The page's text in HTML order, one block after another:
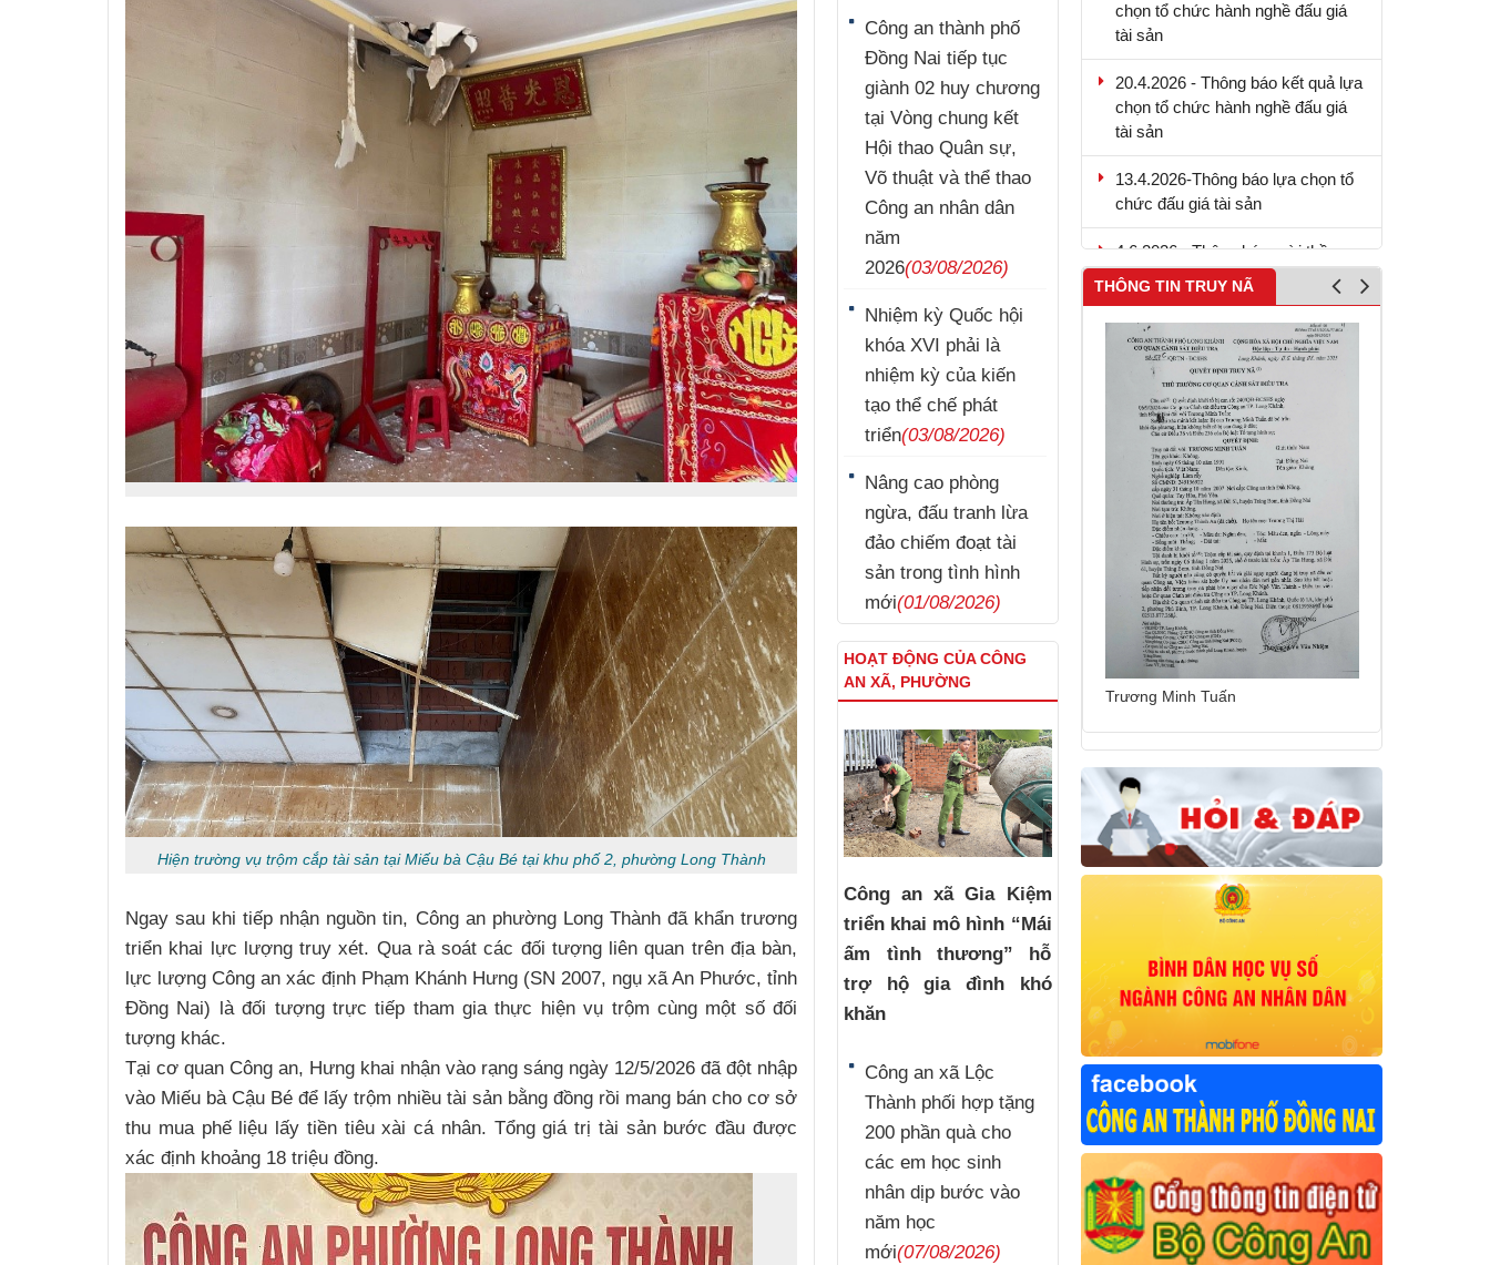
Hiện trường vụ trộm cắp tài sản tại Miếu bà Cậu Bé tại khu phố 2, phường Long Thành
Ngay sau khi tiếp nhận nguồn tin, Công an phường Long Thành đã khẩn trương
triển khai lực lượng truy xét. Qua rà soát các đối tượng liên quan trên địa bàn,
lực lượng Công an xác định Phạm Khánh Hưng (SN 2007, ngụ xã An Phước, tỉnh
Đồng Nai) là đối tượng trực tiếp tham gia thực hiện vụ trộm cùng một số đối
tượng khác.
Tại cơ quan Công an, Hưng khai nhận vào rạng sáng ngày 12/5/2026 đã đột nhập
vào Miếu bà Cậu Bé để lấy trộm nhiều tài sản bằng đồng rồi mang bán cho cơ sở
thu mua phế liệu lấy tiền tiêu xài cá nhân. Tổng giá trị tài sản bước đầu được
xác định khoảng 18 triệu đồng.
Công an thành phố
Đồng Nai tiếp tục
giành 02 huy chương
tại Vòng chung kết
Hội thao Quân sự,
Võ thuật và thể thao
Công an nhân dân
năm
2026(03/08/2026)
Nhiệm kỳ Quốc hội
khóa XVI phải là
nhiệm kỳ của kiến
tạo thể chế phát
triển(03/08/2026)
Nâng cao phòng
ngừa, đấu tranh lừa
đảo chiếm đoạt tài
sản trong tình hình
mới(01/08/2026)
HOẠT ĐỘNG CỦA CÔNG
AN XÃ, PHƯỜNG
Công an xã Gia Kiệm
triển khai mô hình “Mái
ấm tình thương” hỗ
trợ hộ gia đình khó
khăn
Công an xã Lộc
Thành phối hợp tặng
200 phần quà cho
các em học sinh
nhân dịp bước vào
năm học
mới(07/08/2026)
tài sản
20.4.2026 - Thông báo kết quả lựa
chọn tổ chức hành nghề đấu giá
tài sản
13.4.2026-Thông báo lựa chọn tổ
chức đấu giá tài sản
4.6.2026 - Thông báo mời thầu
THÔNG TIN TRUY NÃ
Nguyễn Sinh Dưỡng
Kim Tuấn
Lý Nam Hùng
Trương Minh Tuấn